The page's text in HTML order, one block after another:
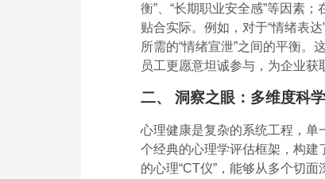
衡”、“长期职业安全感”等因素
贴合实际。例如，对于“情绪表
所需的“情绪宣泄”之间的平衡。
员工更愿意坦诚参与，为企业获
二、 洞察之眼：多维度科
心理健康是复杂的系统工程，单
个经典的心理学评估框架，构建
的心理“CT仪”，能够从多个切面